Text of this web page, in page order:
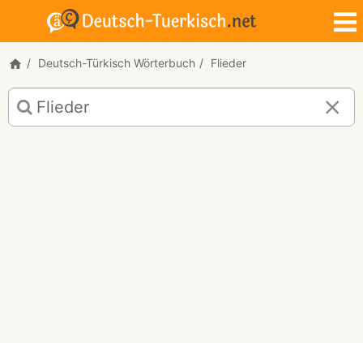
Deutsch-Türkisch Wörterbuch Flieder
Deutsch-
Türkisch
Übersetzung